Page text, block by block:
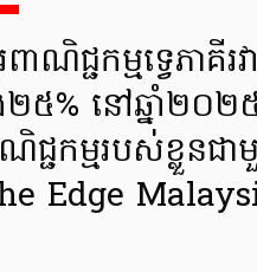
ពាណិជ្ជកម្មទ្វេភា
ង់២៥% នៅឆ្នាំ២០
ជ្ជកម្មរបស់ខ្លួនជ
Edge